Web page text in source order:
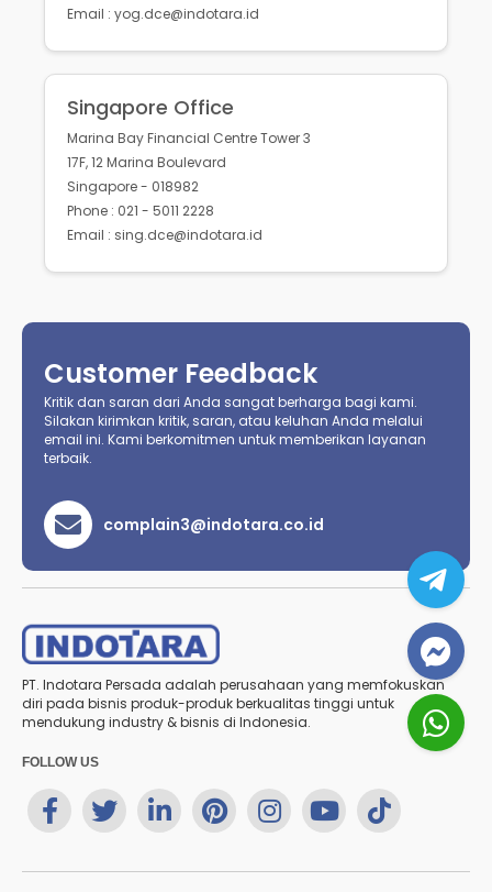
Email : yog.dce@indotara.id
Singapore Office
Marina Bay Financial Centre Tower 3
17F, 12 Marina Boulevard
Singapore - 018982
Phone : 021 - 5011 2228
Email : sing.dce@indotara.id
Customer Feedback
Kritik dan saran dari Anda sangat berharga bagi kami.
Silakan kirimkan kritik, saran, atau keluhan Anda melalui
email ini. Kami berkomitmen untuk memberikan layanan
terbaik.
complain3@indotara.co.id
PT. Indotara Persada adalah perusahaan yang memfokuskan
diri pada bisnis produk-produk berkualitas tinggi untuk
mendukung industry & bisnis di Indonesia.
FOLLOW US